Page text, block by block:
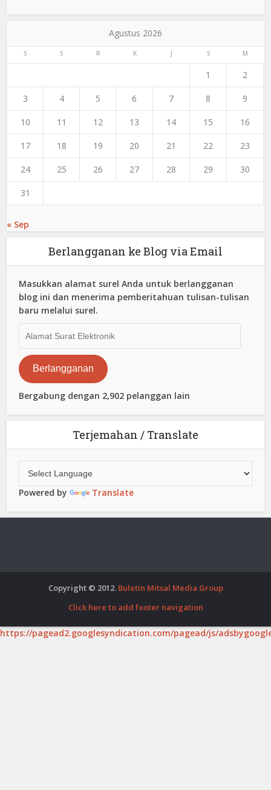
Agustus 2026
S S R K J S M
1 2
3 4 5 6 7 8 9
10 11 12 13 14 15 16
17 18 19 20 21 22 23
24 25 26 27 28 29 30
31
« Sep
Berlangganan ke Blog via Email
Masukkan alamat surel Anda untuk berlangganan
blog ini dan menerima pemberitahuan tulisan-tulisan
baru melalui surel.
Surat
Elektronik
Berlangganan
Bergabung dengan 2,902 pelanggan lain
Terjemahan / Translate
Powered by Translate
Copyright © 2012. Buletin Mitsal Media Group
Click here to add footer navigation
https://pagead2.googlesyndication.com/pagead/js/